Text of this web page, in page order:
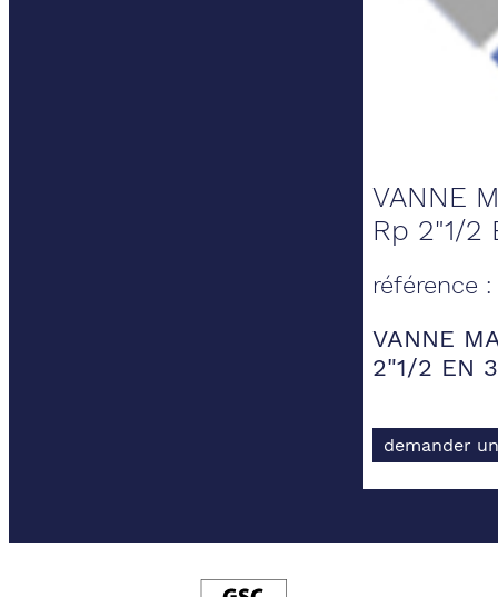
VANNE
Rp 2"1/2
référence
VANNE
2"1/2 EN
demander